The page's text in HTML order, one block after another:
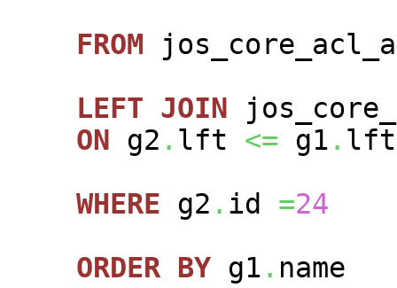
FROM
LEFT JOIN
ON g2 . lft <= g1 . lft
WHERE g2 . id =24
ORDER BY g1 . name